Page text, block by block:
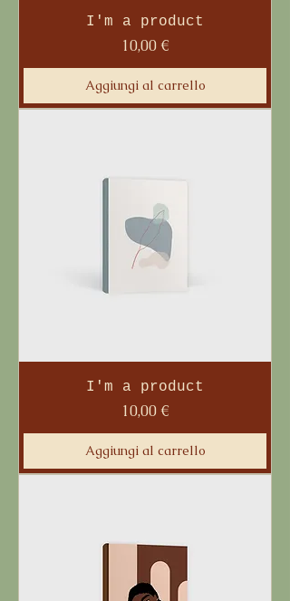
I'm a product
Prezzo
10,00 €
Aggiungi al carrello
I'm a product
Prezzo
10,00 €
Aggiungi al carrello